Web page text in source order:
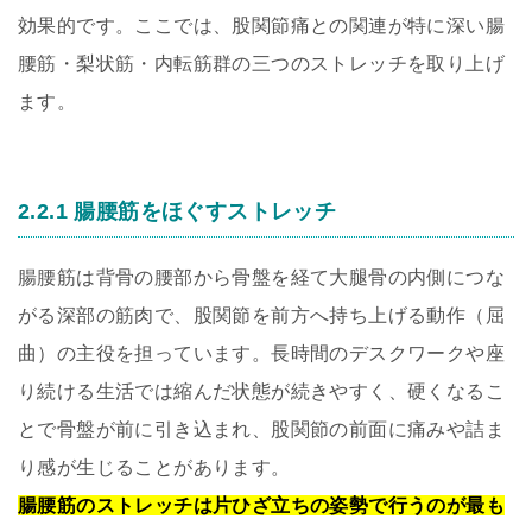
効果的です。ここでは、股関節痛との関連が特に深い腸
腰筋・梨状筋・内転筋群の三つのストレッチを取り上げ
ます。
2.2.1 腸腰筋をほぐすストレッチ
腸腰筋は背骨の腰部から骨盤を経て大腿骨の内側につな
がる深部の筋肉で、股関節を前方へ持ち上げる動作（屈
曲）の主役を担っています。長時間のデスクワークや座
り続ける生活では縮んだ状態が続きやすく、硬くなるこ
とで骨盤が前に引き込まれ、股関節の前面に痛みや詰ま
り感が生じることがあります。
腸腰筋のストレッチは片ひざ立ちの姿勢で行うのが最も